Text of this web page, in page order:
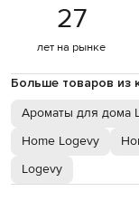
27
лет на рынке
Больше товаров из
Ароматы для дома
Home Logevy
Logevy